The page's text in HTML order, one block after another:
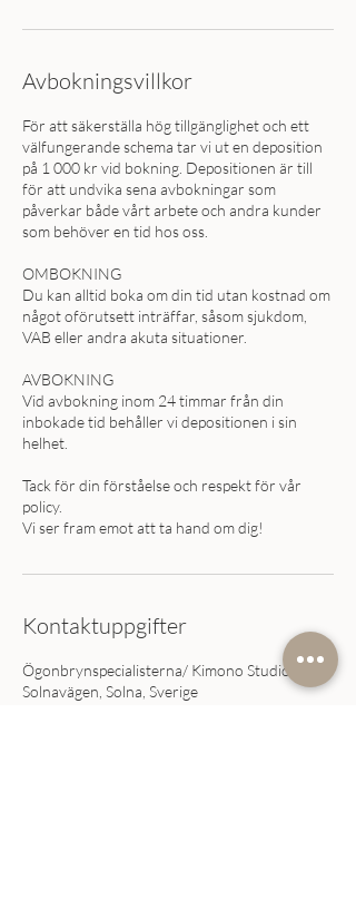
Avbokningsvillkor
För att säkerställa hög tillgänglighet och ett
välfungerande schema tar vi ut en deposition
på 1 000 kr vid bokning. Depositionen är till
för att undvika sena avbokningar som
påverkar både vårt arbete och andra kunder
som behöver en tid hos oss.
OMBOKNING
Du kan alltid boka om din tid utan kostnad om
något oförutsett inträffar, såsom sjukdom,
VAB eller andra akuta situationer.
AVBOKNING
Vid avbokning inom 24 timmar från din
inbokade tid behåller vi depositionen i sin
helhet.
Tack för din förståelse och respekt för vår
policy.
Vi ser fram emot att ta hand om dig!
Kontaktuppgifter
Ögonbrynspecialisterna/ Kimono Studio,
Solnavägen, Solna, Sverige